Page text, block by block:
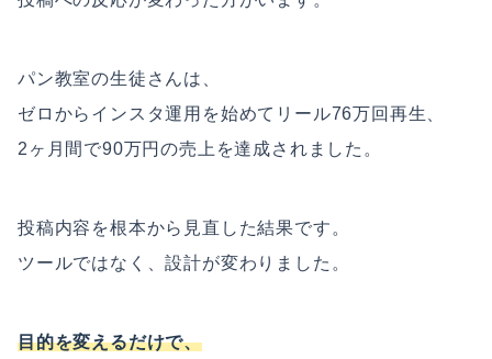
パン教室の生徒さんは、
ゼロからインスタ運用を始めてリール76万回再生、
2ヶ月間で90万円の売上を達成されました。
投稿内容を根本から見直した結果です。
ツールではなく、設計が変わりました。
目的を変えるだけで、